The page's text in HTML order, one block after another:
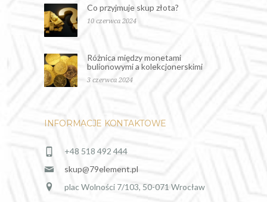
Co przyjmuje skup złota?
10 czerwca 2024
Różnica między monetami
bulionowymi a kolekcjonerskimi
3 czerwca 2024
INFORMACJE KONTAKTOWE
+48 518 492 444
skup@79element.pl
plac Wolności 7/103, 50-071 Wrocław